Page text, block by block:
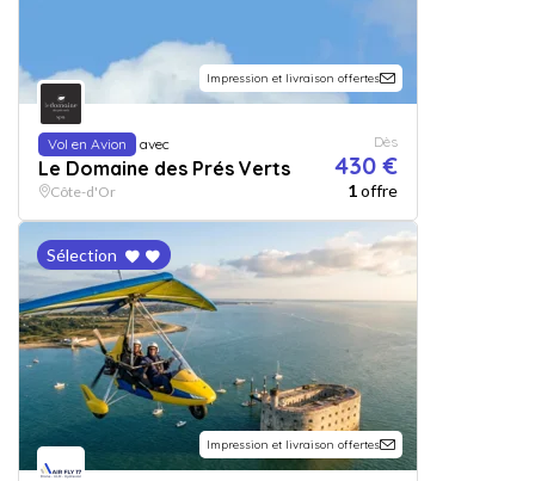
Impression et livraison offertes
Vol en Avion avec
Le Domaine des Prés Verts
Dès
430 €
Côte-d'Or 1offre
Sélection
Impression et livraison offertes